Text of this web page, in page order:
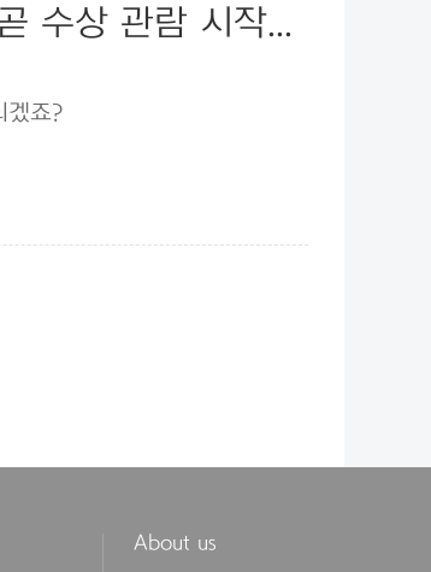
수상 관람 시작...
겠죠?
About us